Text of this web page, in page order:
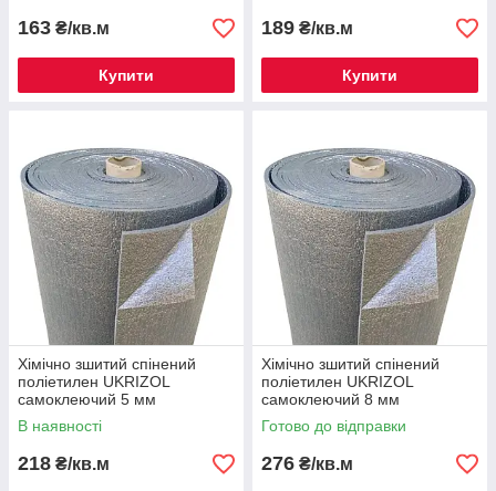
163 ₴/кв.м
Купити
189 ₴/кв.м
Купити
Хімічно зшитий спінений
поліетилен UKRIZOL
самоклеючий 5 мм
В наявності
218 ₴/кв.м
Хімічно зшитий спінений
поліетилен UKRIZOL
самоклеючий 8 мм
Готово до відправки
276 ₴/кв.м